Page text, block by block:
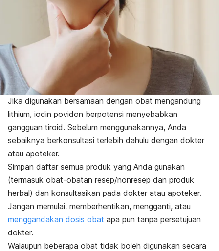
Jika digunakan bersamaan dengan obat mengandung
lithium, iodin povidon berpotensi menyebabkan
gangguan tiroid. Sebelum menggunakannya, Anda
sebaiknya berkonsultasi terlebih dahulu dengan dokter
atau apoteker.
Simpan daftar semua produk yang Anda gunakan
(termasuk obat-obatan resep/nonresep dan produk
herbal) dan konsultasikan pada dokter atau apoteker.
Jangan memulai, memberhentikan, mengganti, atau
menggandakan dosis obat apa pun tanpa persetujuan
dokter.
Walaupun beberapa obat tidak boleh digunakan secara